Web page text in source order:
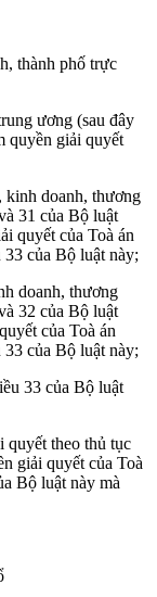
thành phố trực
ương (sau đây
quyền giải quyết
kinh doanh, thương
31 của Bộ luật
quyết của Toà án
của Bộ luật này;
doanh, thương
32 của Bộ luật
của Toà án
của Bộ luật này;
33 của Bộ luật
quyết theo thủ tục
giải quyết của Toà
Bộ luật này mà